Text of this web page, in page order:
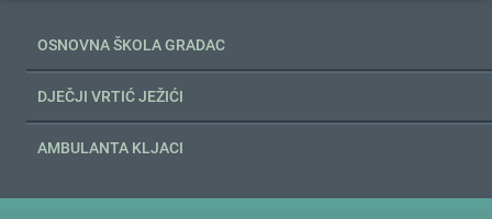
OSNOVNA ŠKOLA GRADAC
DJEČJI VRTIĆ JEŽIĆI
AMBULANTA KLJACI